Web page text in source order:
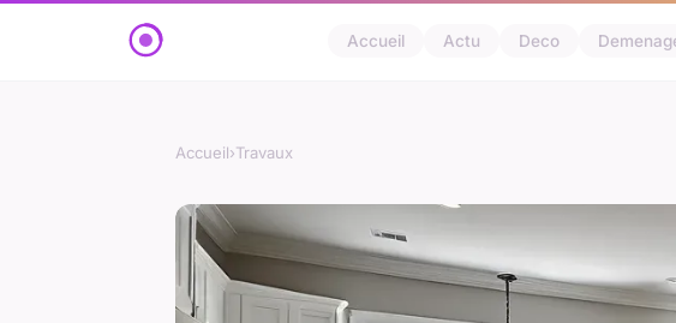
Accueil Actu Deco
Accueil›Travaux